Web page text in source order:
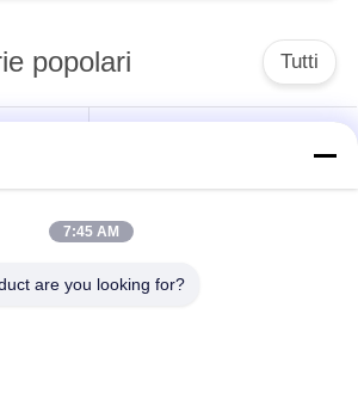
popolari Tutti
Perle di zirconio
7:45 AM
are you looking for?